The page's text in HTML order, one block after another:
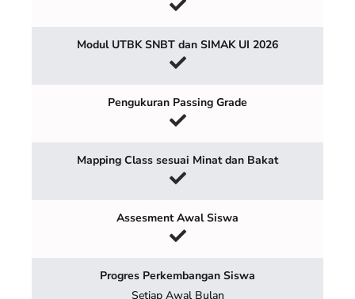
Modul UTBK SNBT dan SIMAK UI 2026
Pengukuran Passing Grade
Mapping Class sesuai Minat dan Bakat
Assesment Awal Siswa
Progres Perkembangan Siswa
Setiap Awal Bulan